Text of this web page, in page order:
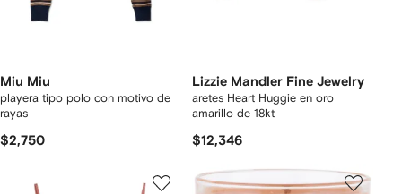
Miu Miu
playera tipo polo con motivo de
rayas
$2,750
Lizzie Mandler Fine Jewelry
aretes Heart Huggie en oro
amarillo de 18kt
$12,346